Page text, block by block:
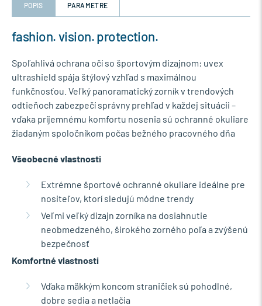
POPIS PARAMETRE
fashion. vision. protection.
Spoľahlivá ochrana očí so športovým dizajnom: uvex
ultrashield spája štýlový vzhľad s maximálnou
funkčnosťou. Veľký panoramatický zorník v trendových
odtieňoch zabezpečí správny prehľad v každej situácii –
vďaka príjemnému komfortu nosenia sú ochranné okuliare
žiadaným spoločníkom počas bežného pracovného dňa
Všeobecné vlastnosti
Extrémne športové ochranné okuliare ideálne pre
nositeľov, ktorí sledujú módne trendy
Veľmi veľký dizajn zorníka na dosiahnutie
neobmedzeného, širokého zorného poľa a zvýšenú
bezpečnosť
Komfortné vlastnosti
Vďaka mäkkým koncom straničiek sú pohodlné,
dobre sedia a netlačia